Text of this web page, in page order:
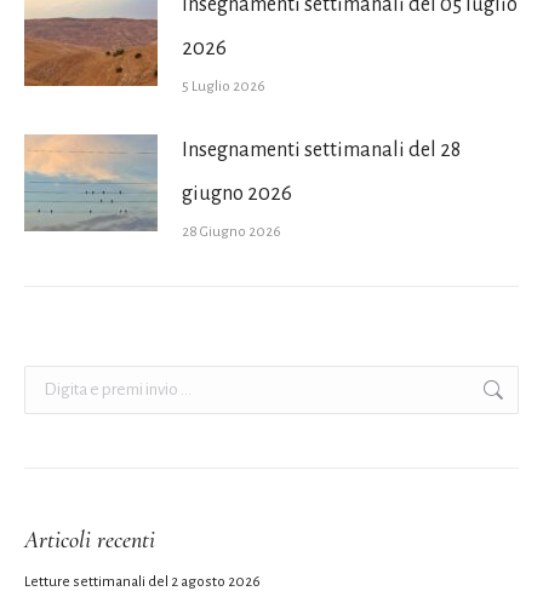
Insegnamenti settimanali del 05 luglio
2026
5 Luglio 2026
Insegnamenti settimanali del 28
giugno 2026
28 Giugno 2026
Articoli recenti
Letture settimanali del 2 agosto 2026